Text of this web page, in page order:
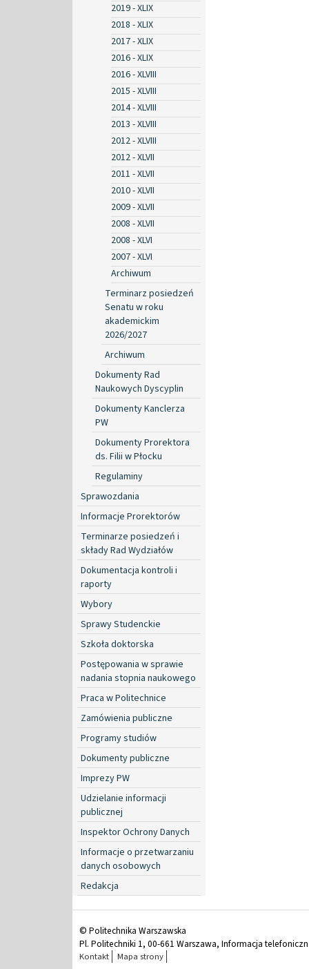
2019 - XLIX
2018 - XLIX
2017 - XLIX
2016 - XLIX
2016 - XLVIII
2015 - XLVIII
2014 - XLVIII
2013 - XLVIII
2012 - XLVIII
2012 - XLVII
2011 - XLVII
2010 - XLVII
2009 - XLVII
2008 - XLVII
2008 - XLVI
2007 - XLVI
Archiwum
Terminarz posiedzeń
Senatu w roku
akademickim
2026/2027
Archiwum
Dokumenty Rad
Naukowych Dyscyplin
Dokumenty Kanclerza
PW
Dokumenty Prorektora
ds. Filii w Płocku
Regulaminy
Sprawozdania
Informacje Prorektorów
Terminarze posiedzeń i
składy Rad Wydziałów
Dokumentacja kontroli i
raporty
Wybory
Sprawy Studenckie
Szkoła doktorska
Postępowania w sprawie
nadania stopnia naukowego
Praca w Politechnice
Zamówienia publiczne
Programy studiów
Dokumenty publiczne
Imprezy PW
Udzielanie informacji
publicznej
Inspektor Ochrony Danych
Informacje o przetwarzaniu
danych osobowych
Redakcja
© Politechnika Warszawska
Pl. Politechniki 1, 00-661 Warszawa, Informacja
Kontakt Mapa strony